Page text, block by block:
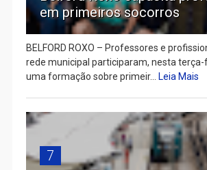
em primeiros socorros
BELFORD ROXO – Professores e
rede municipal participaram, nesta
uma formação sobre primeir...
Leia Mais
7